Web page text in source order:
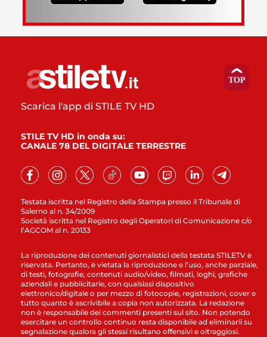
Testata iscritta nel Registro della Stampa presso il Tribunale di
Salerno al n. 34/2009
Società iscritta nel Registro degli Operatori di Comunicazione c/o
l’AGCOM al n. 20133
Scarica l'app di STILE TV HD
STILE TV HD in onda su:
CANALE 78 DEL DIGITALE TERRESTRE
La riproduzione dei contenuti giornalistici della testata STILETV è
riservata. Pertanto, è vietata la riproduzione e l’uso, anche parziale,
di testi, fotografie, contenuti audio/video, filmati, loghi, grafiche
aziendali e pubblicitarie, con qualsiasi dispositivo
elettronico/digitale o per mezzo di fotocopie, registrazioni, cover e
tutto quanto è ascrivibile a copia non autorizzata. La redazione
non è responsabile dei commenti presenti sul sito. Non potendo
esercitare un controllo continuo resta disponibile ad eliminarli su
segnalazione qualora gli stessi risultano offensivi e oltraggiosi.